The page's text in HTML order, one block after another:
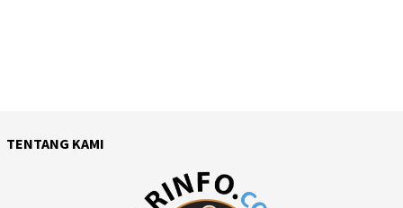
TENTANG KAMI